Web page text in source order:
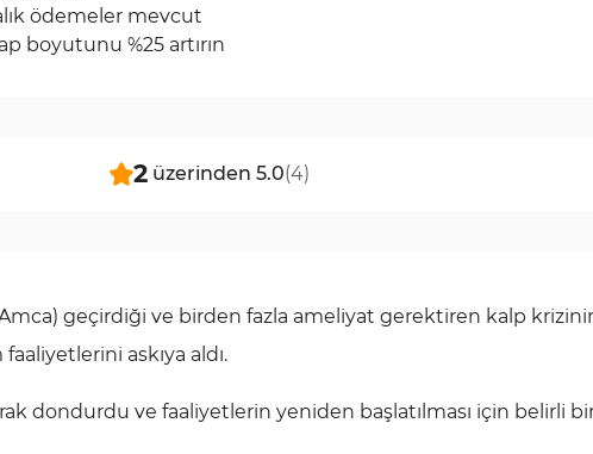
ödemeler mevcut
boyutunu %25 artırın
2 üzerinden 5.0(4)
geçirdiği ve birden fazla ameliyat gerektiren kalp
askıya aldı.
dondurdu ve faaliyetlerin yeniden başlatılması için belirli